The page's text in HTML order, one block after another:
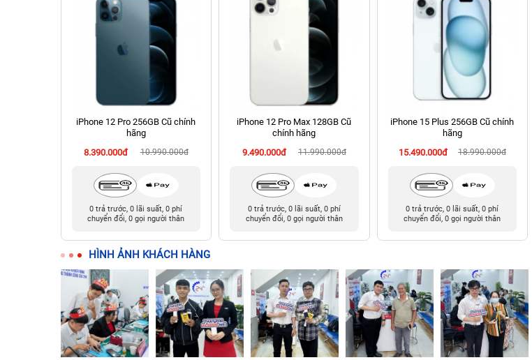
iPhone 12 Pro 256GB Cũ chính
hãng
8.390.000đ
10.990.000đ
0 trả trước, 0 lãi suất, 0 phí
chuyển đổi, 0 gọi người thân
iPhone 12 Pro Max 128GB Cũ
chính hãng
9.490.000đ
11.990.000đ
0 trả trước, 0 lãi suất, 0 phí
chuyển đổi, 0 gọi người thân
iPhone 15 Plus 256GB Cũ chính
hãng
15.490.000đ
18.990.000đ
0 trả trước, 0 lãi suất, 0 phí
chuyển đổi, 0 gọi người thân
HÌNH ẢNH KHÁCH HÀNG